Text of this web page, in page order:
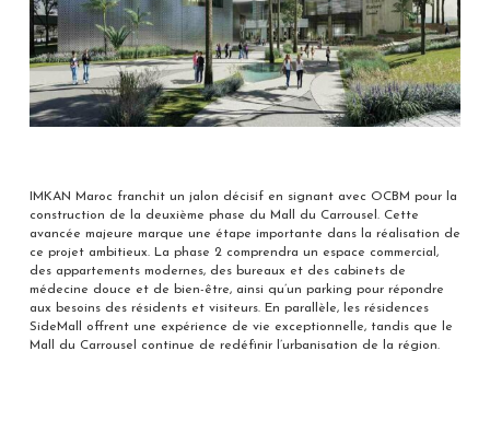
IMKAN Maroc franchit un jalon décisif en signant avec OCBM pour la
construction de la deuxième phase du Mall du Carrousel. Cette
avancée majeure marque une étape importante dans la réalisation de
ce projet ambitieux. La phase 2 comprendra un espace commercial,
des appartements modernes, des bureaux et des cabinets de
médecine douce et de bien-être, ainsi qu’un parking pour répondre
aux besoins des résidents et visiteurs. En parallèle, les résidences
SideMall offrent une expérience de vie exceptionnelle, tandis que le
Mall du Carrousel continue de redéfinir l’urbanisation de la région.